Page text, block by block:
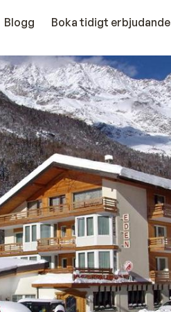
Blogg Boka tidigt erbjudande